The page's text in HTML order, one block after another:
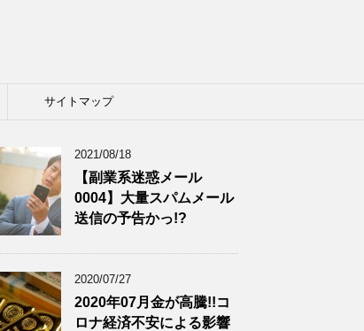
サイトマップ
2021/08/18
【副業系迷惑メール
0004】大量スパムメール
送信の予告かっ!?
2020/07/27
2020年07月金が高騰!!コ
ロナ経済不安による影響